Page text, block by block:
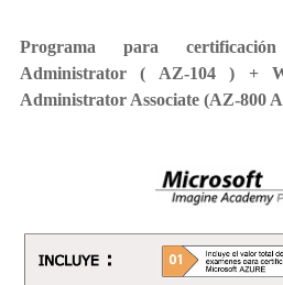
Programa para
Administrator ( AZ-104 ) +
Administrator Associate (AZ-800